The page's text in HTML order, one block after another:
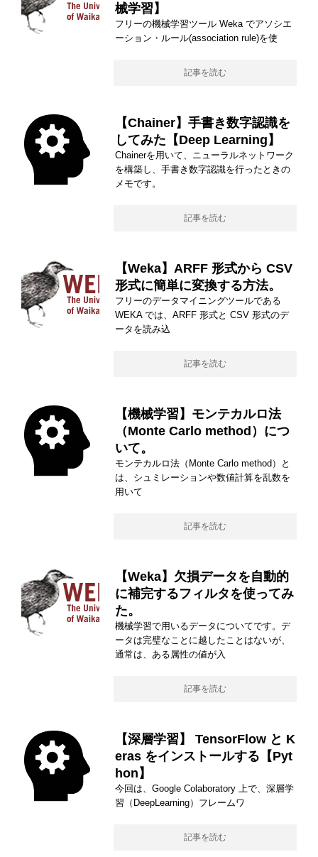
械学習】
フリーの機械学習ツール Weka でアソシエ
ーション・ルール(association rule)を使
記事を読む
【Chainer】手書き数字認識を
してみた【Deep Learning】
Chainerを用いて、ニューラルネットワーク
を構築し、手書き数字認識を行ったときの
メモです。
記事を読む
【Weka】ARFF 形式から CSV
形式に簡単に変換する方法。
フリーのデータマイニングツールである
WEKA では、ARFF 形式と CSV 形式のデ
ータを読み込
記事を読む
【機械学習】モンテカルロ法
（Monte Carlo method）につ
いて。
モンテカルロ法（Monte Carlo method）と
は、シュミレーションや数値計算を乱数を
用いて
記事を読む
【Weka】欠損データを自動的
に補完するフィルタを使ってみ
た。
機械学習で用いるデータについてです。デ
ータは完璧なことに越したことはないが、
通常は、ある属性の値が入
記事を読む
【深層学習】 TensorFlow と K
eras をインストールする【Pyt
hon】
今回は、Google Colaboratory 上で、深層学
習（DeepLearning）フレームワ
記事を読む